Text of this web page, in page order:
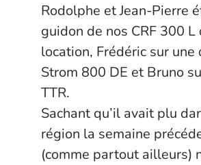
Rodolphe et Jean-Pierre
guidon de nos CRF 300 L
location, Frédéric sur une
Strom 800 DE et Bruno
TTR.
Sachant qu’il avait plu
région la semaine
(comme partout ailleurs)